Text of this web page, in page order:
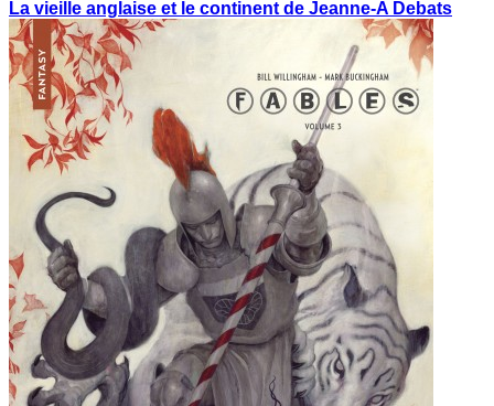
La vieille anglaise et le continent de Jeanne-A Debats